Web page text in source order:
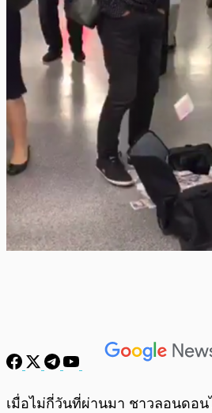
พร้อมเล่น
เมื่อไม่กี่วันที่ผ่านมา ชาวลอนดอน